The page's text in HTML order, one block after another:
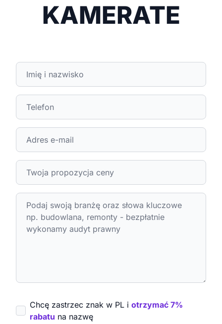
KAMERATE
Chcę zastrzec znak w PL i otrzymać 7%
rabatu na nazwę